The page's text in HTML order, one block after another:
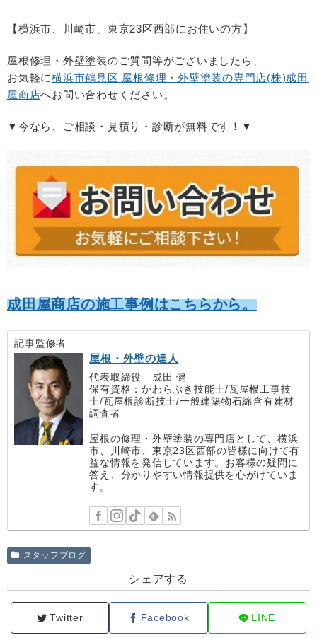
【横浜市、川崎市、東京23区西部にお住いの方】
屋根修理・外壁塗装のご質問等がございましたら、
お気軽に横浜市鶴見区 屋根修理・ 外壁塗装の専門店(株)成田
屋商店へお問い合わせください。
▼今なら、ご相談・見積り・診断が無料です！▼
成田屋商店の施工事例はこちらから。
記事監修者
屋根・外壁の達人
代表取締役 成田 健
保有資格：かわらぶき技能士/瓦屋根工事技
士/瓦屋根診断技士/一般建築物石綿含有建材
調査者
屋根の修理・外壁塗装の専門店として、横浜
市、川崎市、東京23区西部の皆様に向けて有
益な情報を発信しています。お客様の疑問に
答え、分かりやすい情報提供を心がけていま
す。
スタッフブログ
シェアする
Twitter Facebook LINE